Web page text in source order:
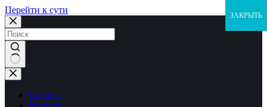
Перейти к сути
Ничего
не
найденоГлавная
ЗАКРЫТЬ